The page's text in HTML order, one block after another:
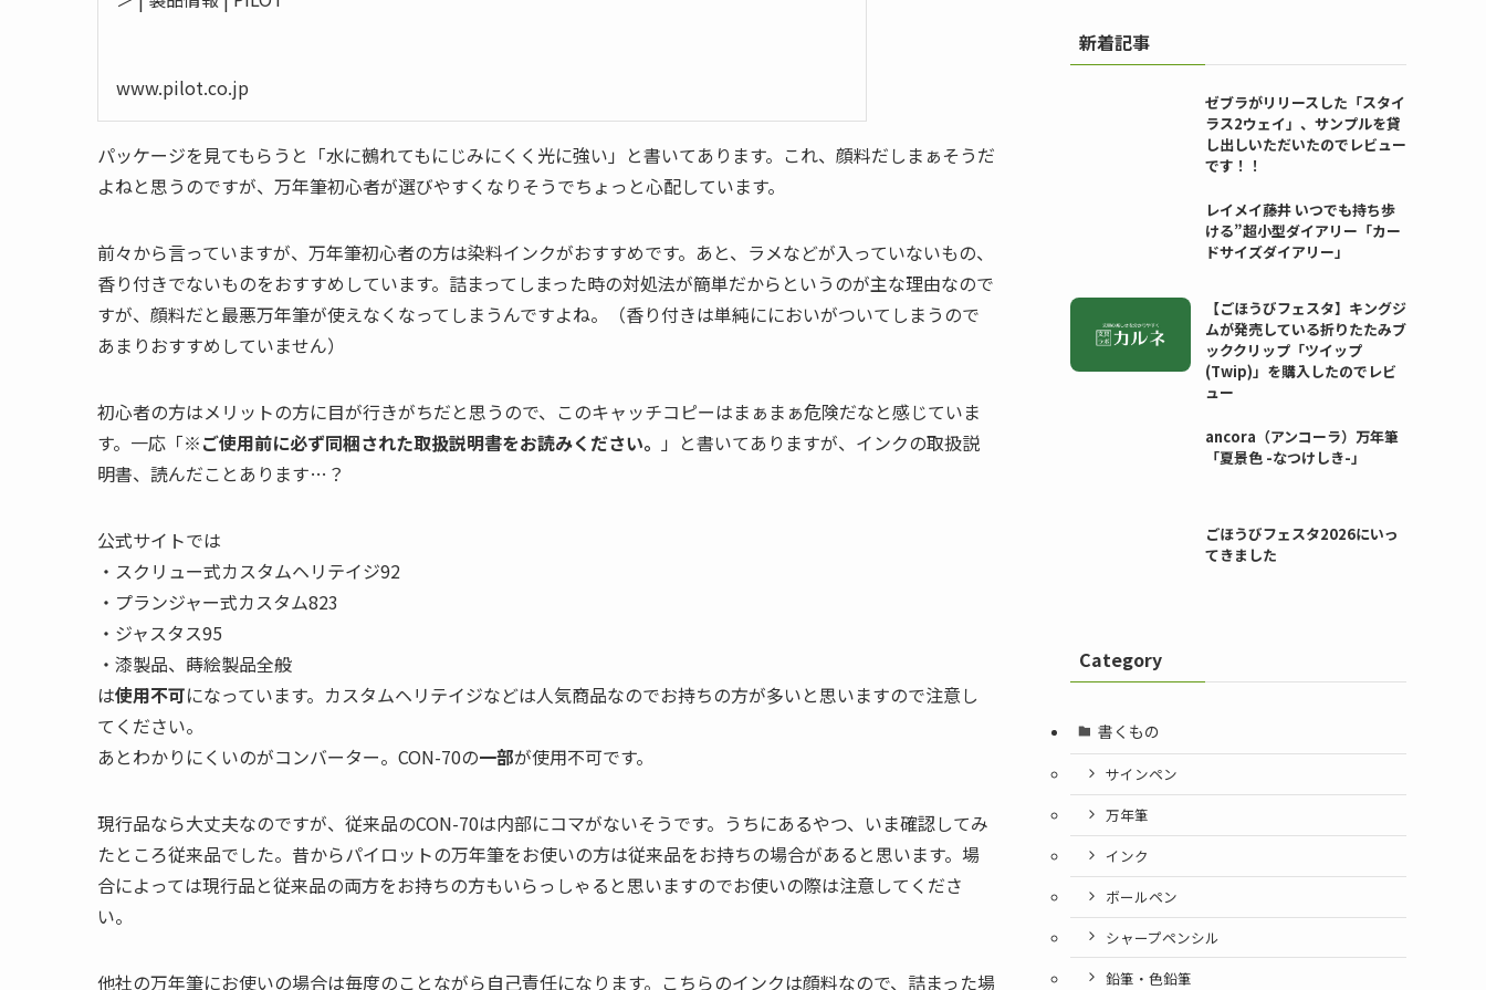
www.pilot.co.jp
パッケージを見てもらうと「水に鵺れてもにじみにくく光に強い」と書いてあります。これ、顔料だしまぁそうだ
よねと思うのですが、万年筆初心者が選びやすくなりそうでちょっと心配しています。
前々から言っていますが、万年筆初心者の方は染料インクがおすすめです。あと、ラメなどが入っていないもの、
香り付きでないものをおすすめしています。詰まってしまった時の対処法が簡単だからというのが主な理由なので
すが、顔料だと最悪万年筆が使えなくなってしまうんですよね。（香り付きは単純ににおいがついてしまうので
あまりおすすめしていません）
初心者の方はメリットの方に目が行きがちだと思うので、このキャッチコピーはまぁまぁ危険だなと感じていま
す。一応「※ご使用前に必ず同梱された取扱説明書をお読みください。 」と書いてありますが、インクの取扱説
明書、読んだことあります…？
公式サイトでは
・スクリュー式カスタムヘリテイジ92
・プランジャー式カスタム823
・ジャスタス95
・漆製品、蒔絵製品全般
は使用不可になっています。カスタムヘリテイジなどは人気商品なのでお持ちの方が多いと思いますので注意し
てください。
あとわかりにくいのがコンバーター。CON-70の一部が使用不可です。
現行品なら大丈夫なのですが、従来品のCON-70は内部にコマがないそうです。うちにあるやつ、いま確認してみ
たところ従来品でした。昔からパイロットの万年筆をお使いの方は従来品をお持ちの場合があると思います。場
合によっては現行品と従来品の両方をお持ちの方もいらっしゃると思いますのでお使いの際は注意してくださ
い。
他社の万年筆にお使いの場合は毎度のことながら自己責任になります。こちらのインクは顔料なので、詰まった場
新着記事
ゼブラがリリースした「スタイ
ラス2ウェイ」、サンプルを貸
し出しいただいたのでレビュー
です！！
レイメイ藤井 いつでも持ち歩
ける”超小型ダイアリー「カー
ドサイズダイアリー」
【ごほうびフェスタ】キングジ
ムが発売している折りたたみブ
ッククリップ「ツイップ
(Twip)」を購入したのでレビ
ュー
ancora（アンコーラ）万年筆
「夏景色 -なつけしき-」
ごほうびフェスタ2026にいっ
てきました
Category
書くもの
サインペン
万年筆
インク
ボールペン
シャープペンシル
鉛筆・色鉛筆